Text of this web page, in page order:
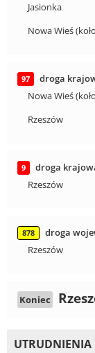
Jasionka
Nowa Wieś
97
droga
Nowa Wieś
Rzeszów
9
droga
Rzeszów
878
droga
Rzeszów
Koniec
UTRUDNIENIA